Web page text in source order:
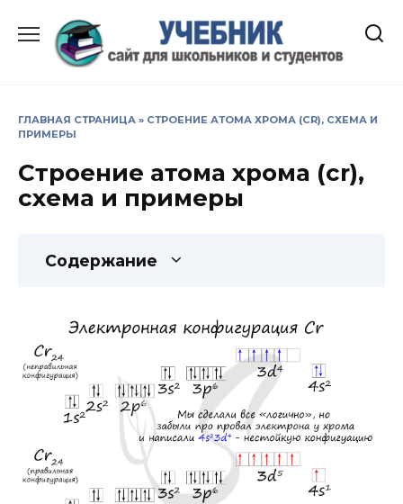
содержанию
ГЛАВНАЯ СТРАНИЦА » СТРОЕНИЕ АТОМА ХРОМА (CR), СХЕМА И
ПРИМЕРЫ
Строение атома хрома (cr),
схема и примеры
Содержание